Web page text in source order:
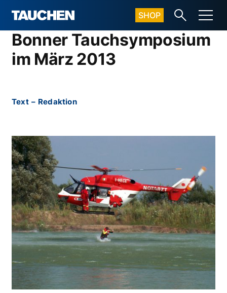
SHOP
Bonner Tauchsymposium
im März 2013
Text – Redaktion